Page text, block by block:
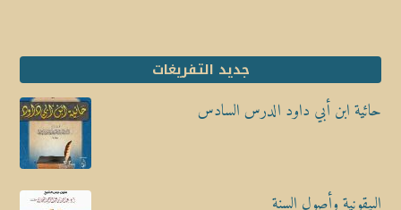
جديد التفريغات
حائية ابن أبي داود الدرس السادس
البيقونية وأصول السنة